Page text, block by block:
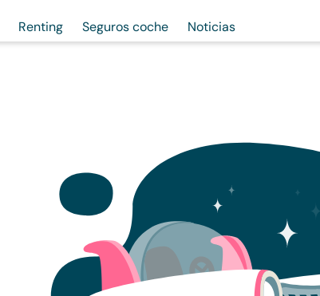
Renting Seguros coche Noticias